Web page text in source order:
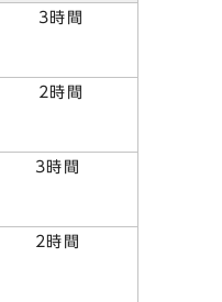
3時間
2時間
3時間
2時間